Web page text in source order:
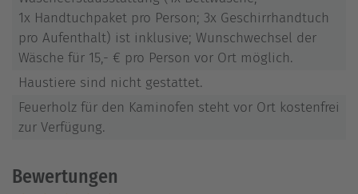
1x Handtuchpaket pro Person; 3x Geschirrhandtuch
pro Aufenthalt) ist inklusive; Wunschwechsel der
Wäsche für 15,- € pro Person vor Ort möglich.
Haustiere sind nicht gestattet.
Feuerholz für den Kaminofen steht vor Ort kostenfrei
zur Verfügung.
Bewertungen